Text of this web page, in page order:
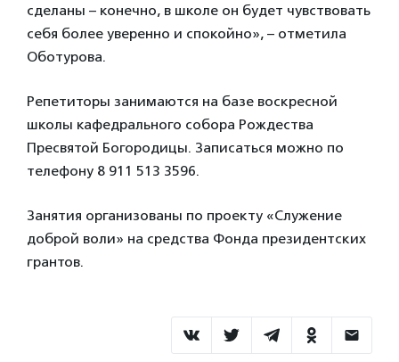
сделаны – конечно, в школе он будет чувствовать
себя более уверенно и спокойно», – отметила
Оботурова.
Репетиторы занимаются на базе воскресной
школы кафедрального собора Рождества
Пресвятой Богородицы. Записаться можно по
телефону 8 911 513 3596.
Занятия организованы по проекту «Служение
доброй воли» на средства Фонда президентских
грантов.